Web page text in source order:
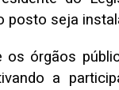
posto seja
os órgãos
a